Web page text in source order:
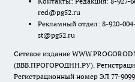
red@pg52.ru
Рекламный отдел: 8-920-
st@pg52.ru
Сетевое издание
(ВВВ.ПРОГОРОДНН.РУ).
Регистрационный номер ЭЛ 77-